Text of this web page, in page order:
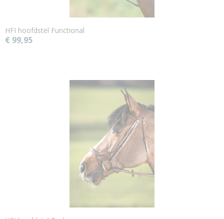
HFI hoofdstel Functional
€ 99,95